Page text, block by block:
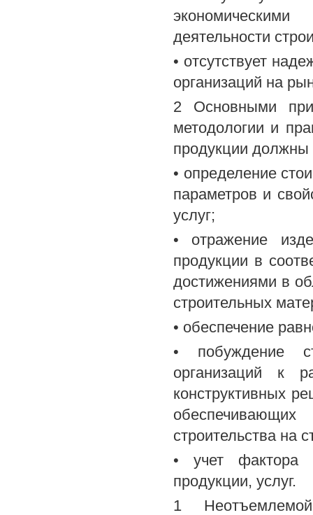
экономическими
деятельности
• отсутствует
организаций на
2 Основными
методологии и
продукции должны
• определение
параметров и
услуг;
• отражение
продукции в
достижениями в
строительных
• обеспечение
• побуждение
организаций к
конструктивных
обеспечивающих
строительства на
• учет фактора
продукции, услуг.
1